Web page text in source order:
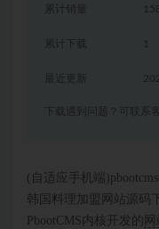
累计销量 158
累计下载 1
下载遇到问题？可联系
(自适应手机端
韩国料理加盟网站源码
PbootCMS内核开发的